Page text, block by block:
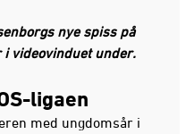
nye spiss på
i videovinduet under.
ligaen
med ungdomsår i